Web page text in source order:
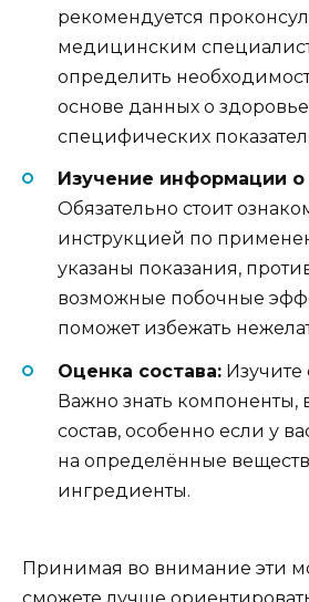
рекомендуется
медицинским
определить
основе данных о
специфических
Изучение информации о
Обязательно стоит
инструкцией по
указаны показания,
возможные побочные
поможет избежать
Оценка состава: Изучите
Важно знать компоненты,
состав, особенно если у
на определённые
ингредиенты.
Принимая во внимание эти
сможете лучше